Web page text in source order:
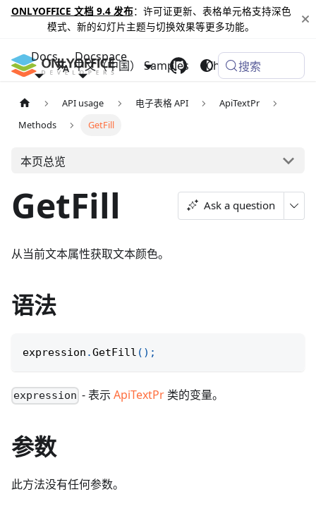
ONLYOFFICE 文档 9.4 发布：许可证更新、表格单元格支持深色
模式、新的幻灯片主题与切换效果等更多功能。
Docs Docspace
Samples Changelog
中文（中国） 搜索
API usage 电子表格 API
ApiTextPr
Methods
GetFill
本页总览
GetFill Ask a question
从当前文本属性获取文本颜色。
语法
expression .GetFill ( ) ;
expression - 表示ApiTextPr 类的变量。
参数
此方法没有任何参数。